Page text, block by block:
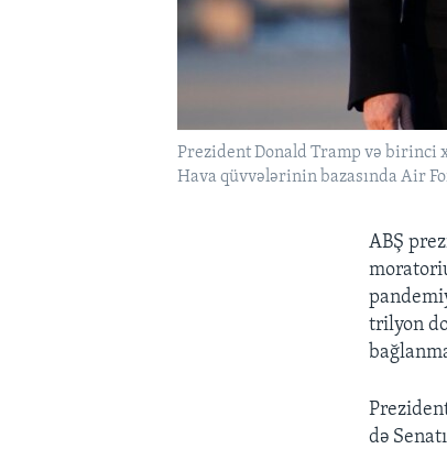
Prezident Donald Tramp və birinci
Hava qüvvələrinin bazasında Air
ABŞ
trilyon
də